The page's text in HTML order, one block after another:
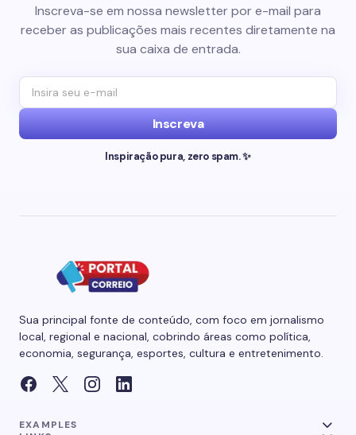
Inscreva-se em nossa newsletter por e-mail para
receber as publicações mais recentes diretamente na
sua caixa de entrada.
Inscreva
Inspiração pura, zero spam. ✨
Sua principal fonte de conteúdo, com foco em jornalismo
local, regional e nacional, cobrindo áreas como política,
economia, segurança, esportes, cultura e entretenimento.
EXAMPLES